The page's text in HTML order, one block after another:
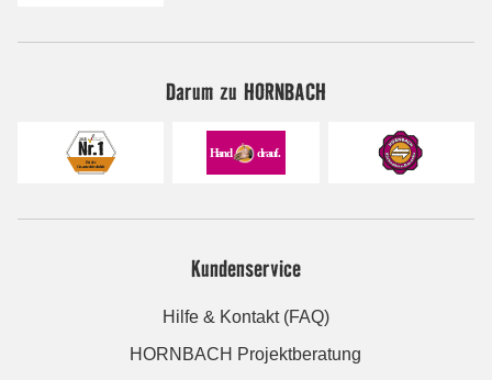
Darum zu HORNBACH
Kundenservice
Hilfe & Kontakt (FAQ)
HORNBACH Projektberatung